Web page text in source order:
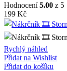
Hodnocení5.00 z 5
199 Kč
Rychlý náhled
Přidat na Wishlist
Přidat do košíku